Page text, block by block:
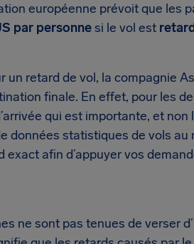
européenne prévoit que les
par personnesi le vol est
retard de vol, la compagnie
finale. En effet, pour les
qui est importante, et non
données statistiques de vols au
afin d’appuyer vos
ne sont pas tenues de verser